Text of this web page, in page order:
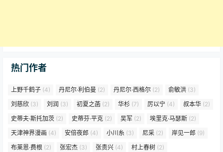
热门作者
上野千鹤子 (4) 丹尼尔·利伯曼 (2) 丹尼尔·西格尔 (2) 俞敏洪 (3)
刘慈欣 (3) 刘润 (3) 初夏之菡 (2) 华杉 (7) 厉以宁 (4) 叔本华 (2)
史蒂夫·斯托加茨 (2) 史蒂芬·平克 (2) 吴军 (2) 埃里克·马瑟斯 (2)
天津神界漫画 (4) 安倍夜郎 (4) 小川糸 (3) 尼采 (2) 岸见一郎 (9)
布莱恩·费根 (2) 张宏杰 (3) 张贵兴 (4) 村上春树 (2)